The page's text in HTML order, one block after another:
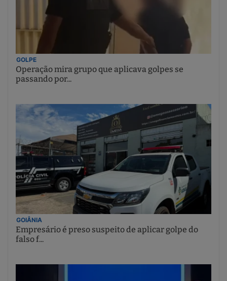
GOLPE
Operação mira grupo que aplicava golpes se
passando por...
GOIÂNIA
Empresário é preso suspeito de aplicar golpe do
falso f...